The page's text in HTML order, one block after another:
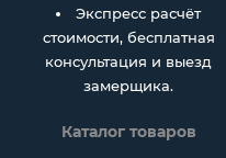
Экспресс расчёт
стоимости, бесплатная
консультация и выезд
замерщика.
Каталог товаров